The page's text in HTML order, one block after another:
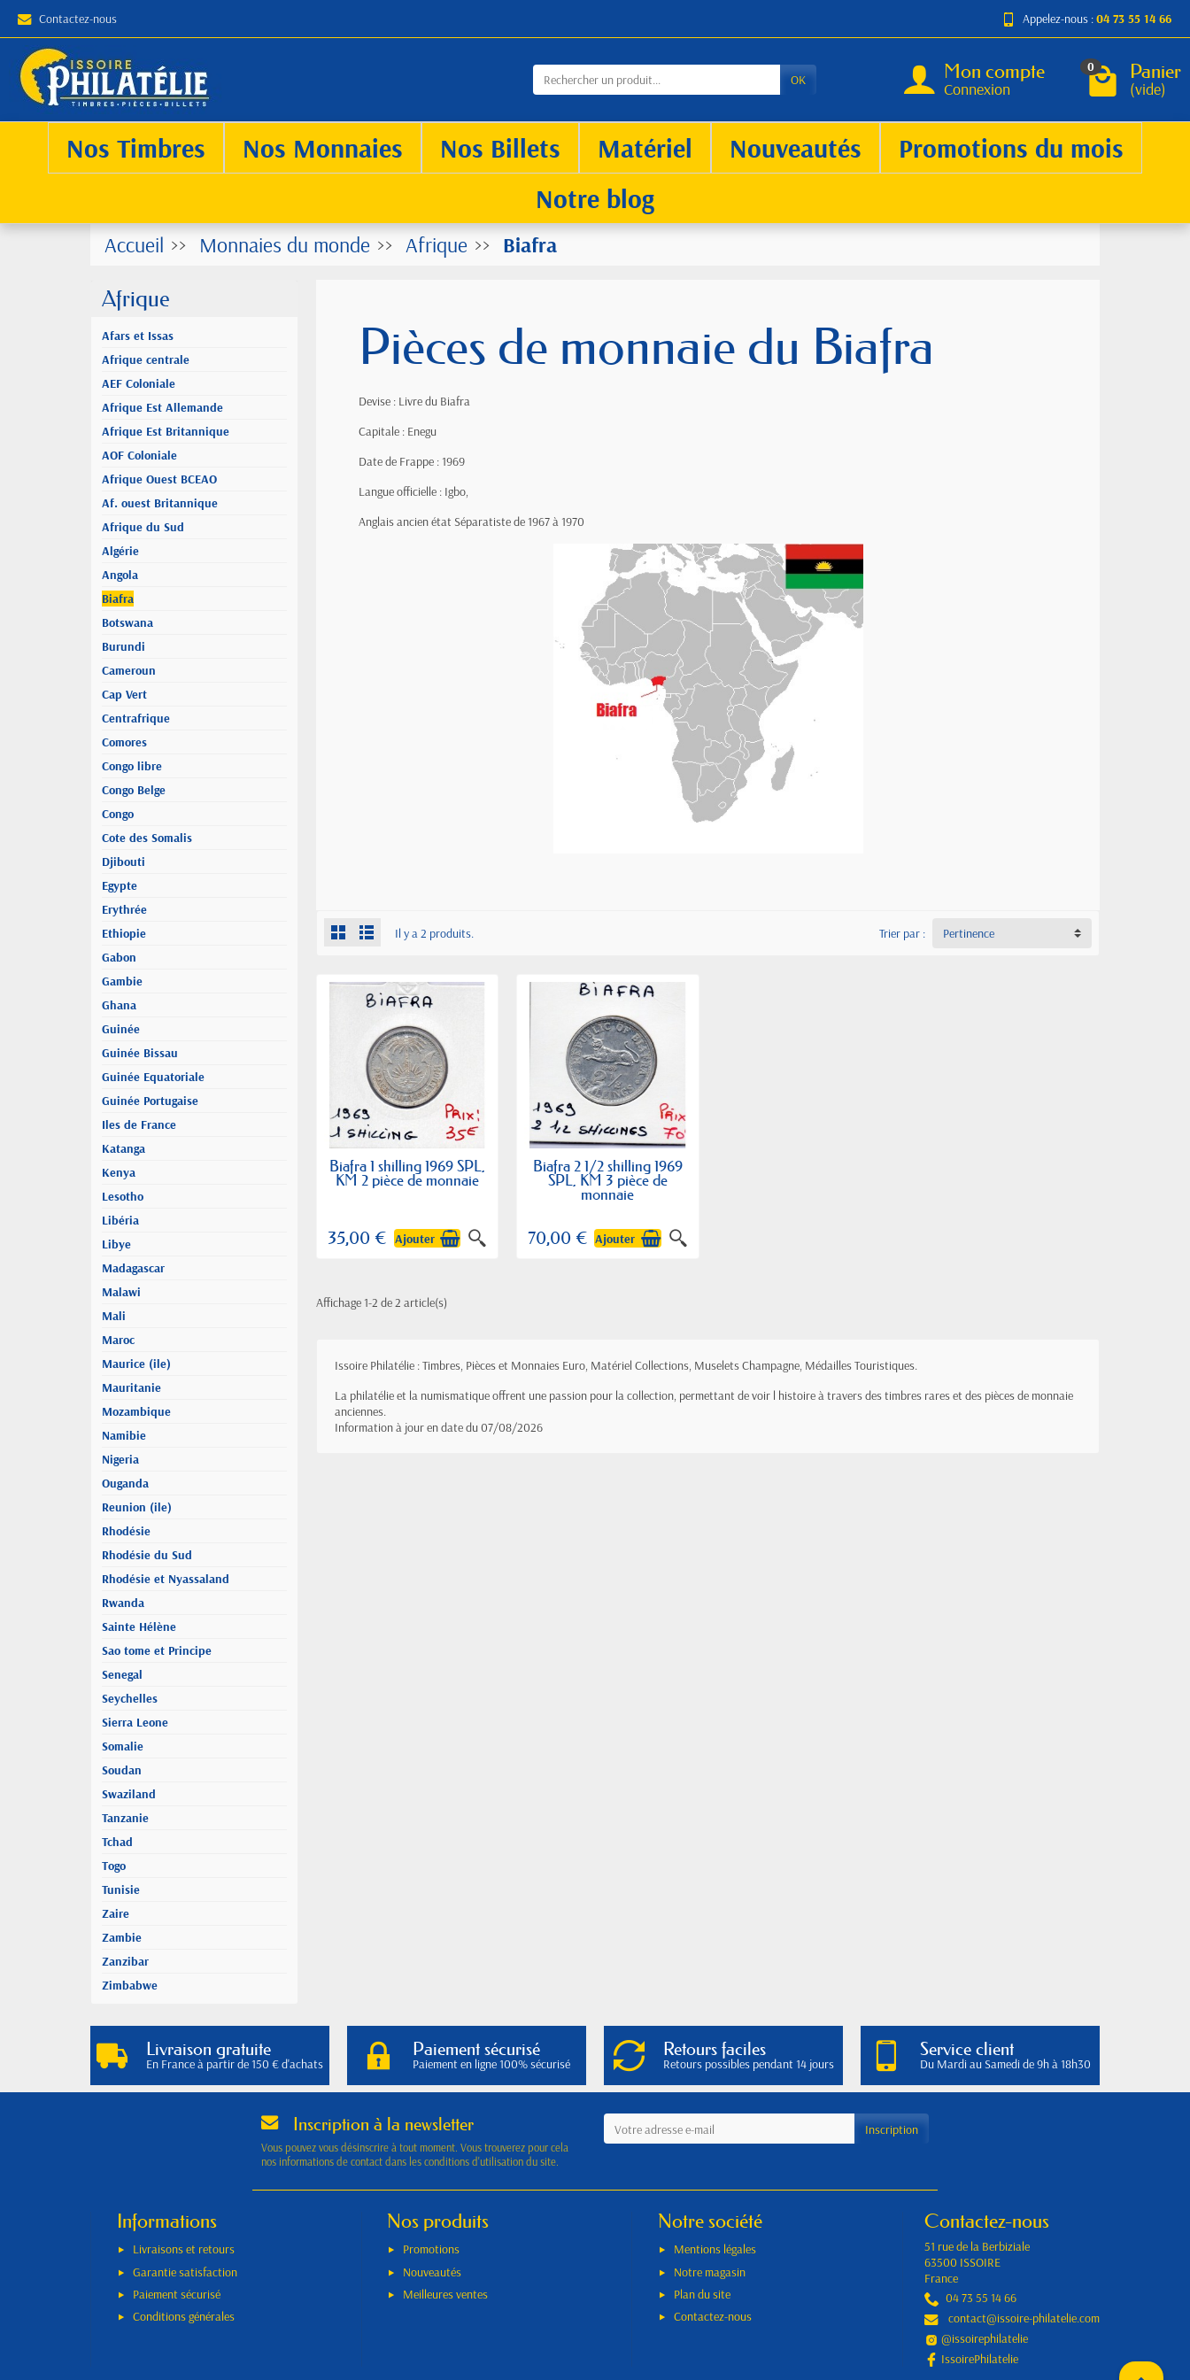
Contactez-nous Appelez-nous :04 73 55 14 66
OK Mon compte
Connexion
0 Panier
(vide)
Nos Timbres Nos Monnaies Nos Billets Matériel Nouveautés
Promotions du mois
Notre blog
Accueil Monnaies du monde Afrique Biafra
Afrique
Afars et Issas
Afrique centrale
AEF Coloniale
Afrique Est Allemande
Afrique Est Britannique
AOF Coloniale
Afrique Ouest BCEAO
Af. ouest Britannique
Afrique du Sud
Algérie
Angola
Biafra
Botswana
Burundi
Cameroun
Cap Vert
Centrafrique
Comores
Congo libre
Congo Belge
Congo
Cote des Somalis
Djibouti
Egypte
Erythrée
Ethiopie
Gabon
Gambie
Ghana
Guinée
Guinée Bissau
Guinée Equatoriale
Guinée Portugaise
Iles de France
Katanga
Kenya
Lesotho
Libéria
Libye
Madagascar
Malawi
Mali
Maroc
Maurice (ile)
Mauritanie
Mozambique
Namibie
Nigeria
Ouganda
Reunion (ile)
Rhodésie
Rhodésie du Sud
Rhodésie et Nyassaland
Rwanda
Sainte Hélène
Sao tome et Principe
Senegal
Seychelles
Sierra Leone
Somalie
Soudan
Swaziland
Tanzanie
Tchad
Togo
Tunisie
Zaire
Zambie
Zanzibar
Zimbabwe
Pièces de monnaie du Biafra
Devise : Livre du Biafra
Capitale : Enegu
Date de Frappe : 1969
Langue officielle : Igbo,
Anglais ancien état Séparatiste de 1967 à 1970
Il y a 2 produits. Trier par : Pertinence
Biafra 1 shilling 1969 SPL,
KM 2 pièce de monnaie
35,00 € Ajouter
Biafra 2 1/2 shilling 1969
SPL, KM 3 pièce de
monnaie
70,00 € Ajouter
Affichage 1-2 de 2 article(s)
Issoire Philatélie : Timbres, Pièces et Monnaies Euro, Matériel Collections, Muselets Champagne, Médailles Touristiques.
La philatélie et la numismatique offrent une passion pour la collection, permettant de voir l histoire à travers des timbres rares et des pièces de monnaie
anciennes.
Information à jour en date du 07/08/2026
Livraison gratuite
En France à partir de 150 € d'achats
Paiement sécurisé
Paiement en ligne 100% sécurisé
Retours faciles
Retours possibles pendant 14 jours
Service client
Du Mardi au Samedi de 9h à 18h30
Inscription à la newsletter
Vous pouvez vous désinscrire à tout moment. Vous trouverez pour cela
nos informations de contact dans les conditions d'utilisation du site.
Informations
Livraisons et retours
Garantie satisfaction
Paiement sécurisé
Conditions générales
Nos produits
Promotions
Nouveautés
Meilleures ventes
Notre société
Mentions légales
Notre magasin
Plan du site
Contactez-nous
Contactez-nous
51 rue de la Berbiziale
63500 ISSOIRE
France
04 73 55 14 66
contact@issoire-philatelie.com
@issoirephilatelie
IssoirePhilatelie